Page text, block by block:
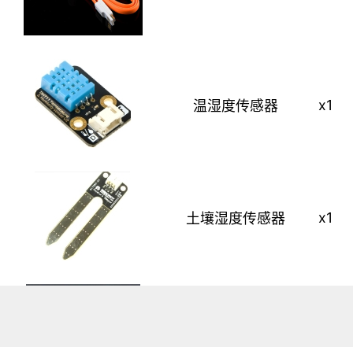
温湿度传感器 x1
土壤湿度传感器 x1